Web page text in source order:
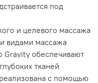
под
и целевого массажа
видами массажа
Gravity обеспечивают
тканей
с помощью